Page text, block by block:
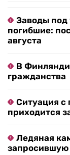
Заводы под
погибшие:
августа
В
гражданства
Ситуация с
приходится
Ледяная